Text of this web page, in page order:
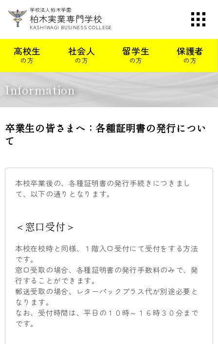
学校法人柏木学園
柏木実業専門学校
KASHIWAGI BUSINESS COLLEGE
高校生
の方
社会人
の方
留学生
の方
保護者
の方
Information
卒業生の皆さまへ：各種証明書の発行につい
て
本校卒業後の、各種証明書の発行手続きにつきまし
て、以下の通りとなります。
＜窓口受付＞
本校在校時と同様、１階入口受付にて受付をする方法
です。
窓口受取の場合、各種証明書の発行手数料のみで、発
行することができます。
郵送受取の場合、レターパックプラス代が別途必要と
なります。
なお、受付時間は、平日の１０時～１６時３０分まで
です。